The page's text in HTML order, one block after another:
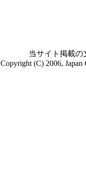
当サイト掲載の
Copyright (C) 2006, Japan